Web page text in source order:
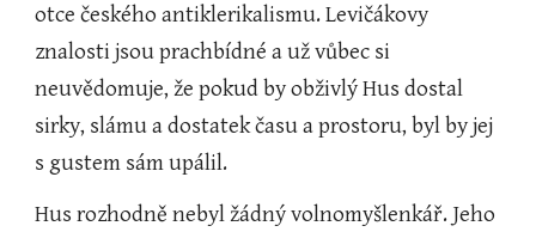
otce českého antiklerikalismu. Levičákovy
znalosti jsou prachbídné a už vůbec si
neuvědomuje, že pokud by obživlý Hus dostal
sirky, slámu a dostatek času a prostoru, byl by jej
s gustem sám upálil.
Hus rozhodně nebyl žádný volnomyšlenkář. Jeho